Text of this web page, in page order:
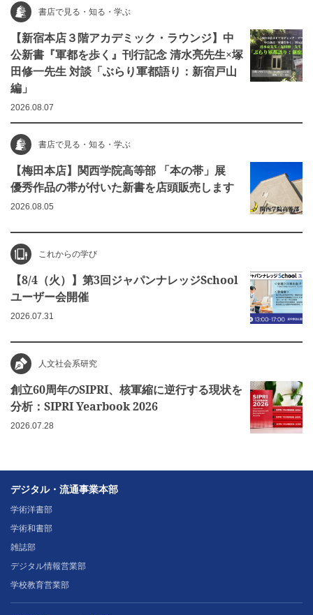
書店で見る・知る・学ぶ
【新宿本店３階アカデミック・ラウンジ】中
公新書『軍都を歩く』刊行記念 清水亮先生×塚
田修一先生 対談「ぶらり軍都語り：新宿戸山
編」
2026.08.07
書店で見る・知る・学ぶ
【梅田本店】関西学院高等部 「本の帯」展
優秀作品の帯が付いた新書を店頭販売します
2026.08.05
これからの学び
【8/4（火）】第3回ジャパンナレッジSchool
ユーザー会開催
2026.07.31
人文社会系研究
創立60周年のSIPRI、核軍縮に逆行する現状を
分析：SIPRI Yearbook 2026
2026.07.28
デジタル・流通事業本部
学術洋書部
学術和書部
雑誌部
デジタル情報営業部
学校教育営業部